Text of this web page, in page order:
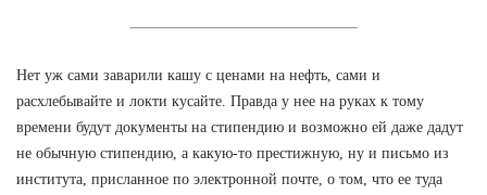
Нет уж сами заварили кашу с ценами на нефть, сами и
расхлебывайте и локти кусайте. Правда у нее на руках к тому
времени будут документы на стипендию и возможно ей даже дадут
не обычную стипендию, а какую-то престижную, ну и письмо из
института, присланное по электронной почте, о том, что ее туда